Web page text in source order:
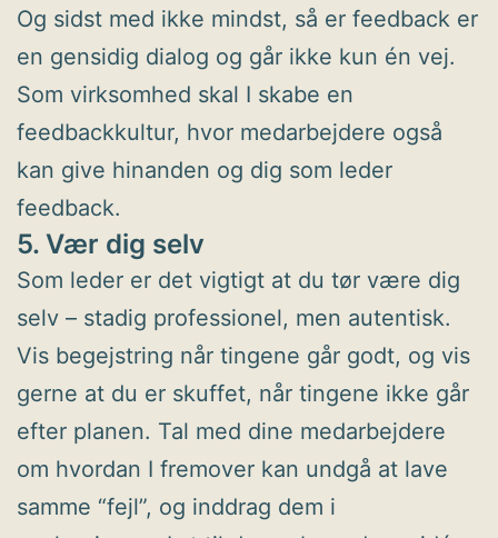
Og sidst med ikke mindst, så er feedback er
en gensidig dialog og går ikke kun én vej.
Som virksomhed skal I skabe en
feedbackkultur, hvor medarbejdere også
kan give hinanden og dig som leder
feedback.
5. Vær dig selv
Som leder er det vigtigt at du tør være dig
selv – stadig professionel, men autentisk.
Vis begejstring når tingene går godt, og vis
gerne at du er skuffet, når tingene ikke går
efter planen. Tal med dine medarbejdere
om hvordan I fremover kan undgå at lave
samme “fejl”, og inddrag dem i